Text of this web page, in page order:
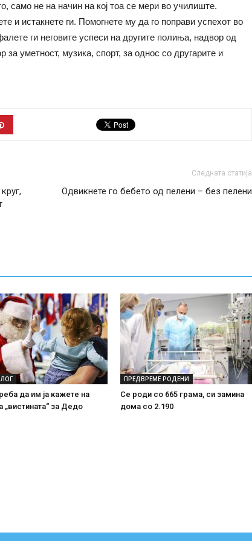
само не на начин на кој тоа се мери во училиште.
и истакнете ги. Помогнете му да го поправи успехот во
ги неговите успеси на другите полиња, надвор од
уметност, музика, спорт, за однос со другарите и
Следната статија
Одвикнете го бебето од пелени – без пелени
да им ја кажете на
„вистината“ за Дедо
ПРЕДВРЕМЕ РОДЕНИ
Се роди со 665 грама, си замина
дома со 2.190